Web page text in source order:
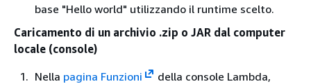
base "Hello world" utilizzando il runtime scelto.
Caricamento di un archivio .zip o JAR dal computer
locale (console)
Nella pagina Funzioni
della console Lambda,